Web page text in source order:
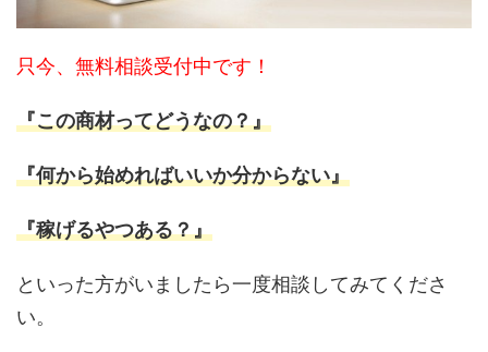
只今、無料相談受付中です！
『この商材ってどうなの？』
『何から始めればいいか分からない』
『稼げるやつある？』
といった方がいましたら一度相談してみてくださ
い。